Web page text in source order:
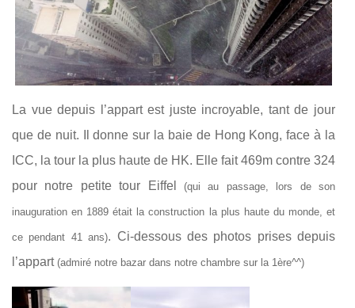
La vue depuis l’appart est juste incroyable, tant de jour
que de nuit. Il donne sur la baie de Hong Kong, face à la
ICC, la tour la plus haute de HK. Elle fait 469m contre 324
pour notre petite tour Eiffel (qui au passage, lors de son
inauguration en 1889 était la construction la plus haute du monde, et
ce pendant 41 ans). Ci-dessous des photos prises depuis
l’appart (admiré notre bazar dans notre chambre sur la 1ère^^)